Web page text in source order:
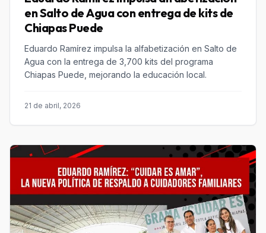
en Salto de Agua con entrega de kits de
Chiapas Puede
Eduardo Ramírez impulsa la alfabetización en Salto de
Agua con la entrega de 3,700 kits del programa
Chiapas Puede, mejorando la educación local.
21 de abril, 2026